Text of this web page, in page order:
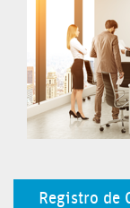
Registro de